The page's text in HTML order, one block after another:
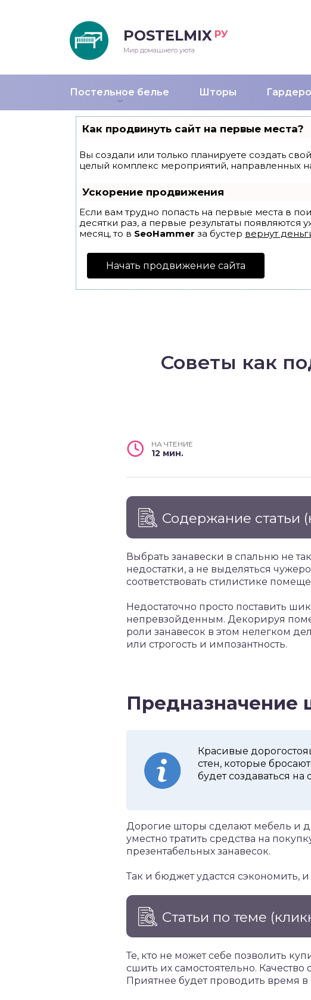
POSTELMIX РУ
Мир домашнего уюта
Постельное белье Шторы
Как продвинуть сайт на первые места?
Вы создали или только планируете создать
целый комплекс мероприятий, направленных
Ускорение продвижения
Если вам трудно попасть на первые места в
десятки раз, а первые результаты появляются
месяц, то в SeoHammer за бустер вернут
Начать продвижение сайта
Советы как
НА ЧТЕНИЕ
12 мин.
Содержание статьи
Выбрать занавески в спальню не
недостатки, а не выделяться
соответствовать стилистике
Недостаточно просто поставить
непревзойденным. Декорируя
роли занавесок в этом нелегком
или строгость и импозантность.
Предназначение
Красивые
стен, которые
будет создаваться
Дорогие шторы сделают мебель и
уместно тратить средства на
презентабельных занавесок.
Так и бюджет удастся сэкономить,
Статьи по теме
Те, кто не может себе позволить
сшить их самостоятельно. Качество
Приятнее будет проводить время